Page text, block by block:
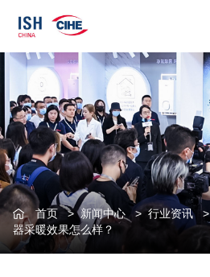
首页>新闻中心>行业资讯>
器采暖效果怎么样？